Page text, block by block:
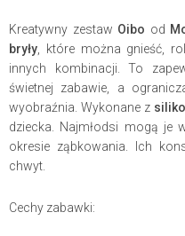
Kreatywny zestaw Oibo od
bryły , które można gnieść,
innych kombinacji. To
świetnej zabawie, a
wyobraźnia. Wykonane z
dziecka. Najmłodsi mogą je
okresie ząbkowania. Ich
chwyt.
Cechy zabawki: